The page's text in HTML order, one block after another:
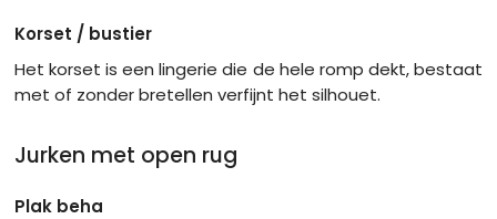
Korset / bustier
Het korset is een lingerie die de hele romp dekt, bestaat
met of zonder bretellen verfijnt het silhouet.
Jurken met open rug
Plak beha